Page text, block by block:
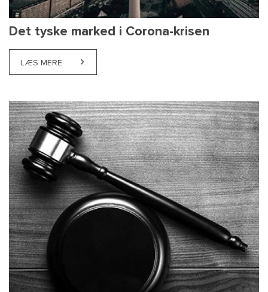
Det tyske marked i Corona-krisen
LÆS MERE ABOUT DET TYSKE MARKED I CORONA-KRISEN